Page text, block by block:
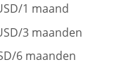
1 maand
3 maanden
6 maanden